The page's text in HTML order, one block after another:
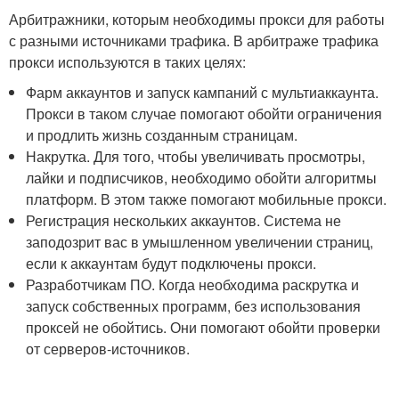
Арбитражники, которым необходимы прокси для работы
с разными источниками трафика. В арбитраже трафика
прокси используются в таких целях:
Фарм аккаунтов и запуск кампаний с мультиаккаунта.
Прокси в таком случае помогают обойти ограничения
и продлить жизнь созданным страницам.
Накрутка. Для того, чтобы увеличивать просмотры,
лайки и подписчиков, необходимо обойти алгоритмы
платформ. В этом также помогают мобильные прокси.
Регистрация нескольких аккаунтов. Система не
заподозрит вас в умышленном увеличении страниц,
если к аккаунтам будут подключены прокси.
Разработчикам ПО. Когда необходима раскрутка и
запуск собственных программ, без использования
проксей не обойтись. Они помогают обойти проверки
от серверов-источников.